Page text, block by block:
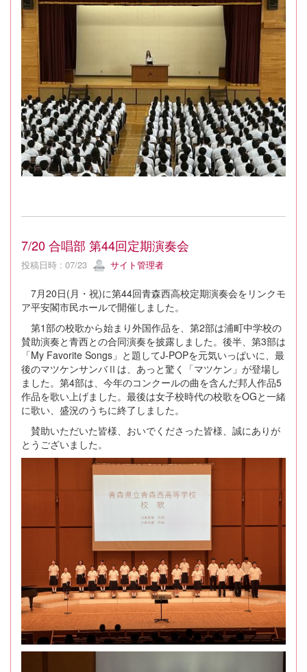
7/20 合唱部 第44回定期演奏会
投稿日時 : 07/23 サイト管理者
7月20日(月・祝)に第44回青森西高校定期演奏会をリンクモ
ア平安閣市民ホールで開催しました。
第1部の校歌から始まり外国作品を、第2部は浦町中学校の
賛助演奏と青西との合同演奏を披露しました。後半、第3部は
「My Favorite Songs」と題してJ-POPを元気いっぱいに、最
後のマツケンサンバⅡは、あっと驚く「マツケン」が登場し
ました。第4部は、今年のコンクールの曲を含んだ邦人作品5
作品を歌い上げました。最後は女子校時代の校歌をOGと一緒
に歌い、盛況のうちに終了しました。
賛助いただいた皆様、おいでくださった皆様、誠にありが
とうございました。